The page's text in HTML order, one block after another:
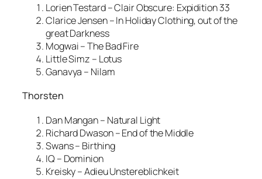
Lorien Testard – Clair Obscure: Expidition 33
Clarice Jensen – In Holiday Clothing, out of the
great Darkness
Mogwai – The Bad Fire
Little Simz – Lotus
Ganavya – Nilam
Thorsten
Dan Mangan – Natural Light
Richard Dwason – End of the Middle
Swans – Birthing
IQ – Dominion
Kreisky – Adieu Unstereblichkeit